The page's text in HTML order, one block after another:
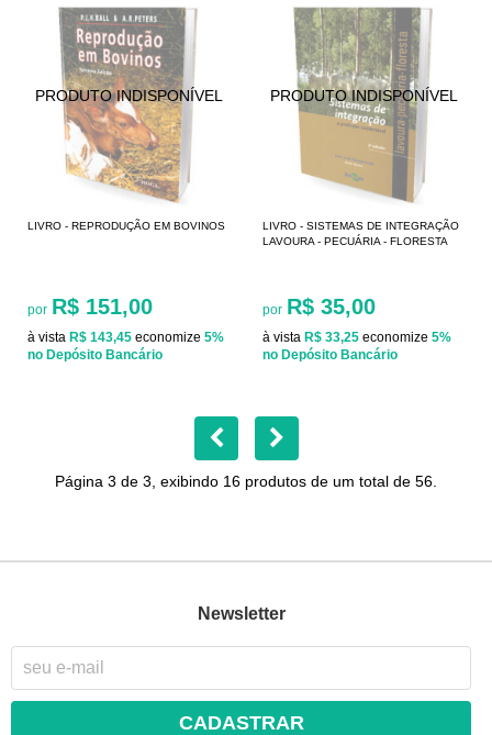
LIVRO - REPRODUÇÃO EM BOVINOS
por R$ 151,00
à vista R$ 143,45 economize 5%
no Depósito Bancário
LIVRO - SISTEMAS DE INTEGRAÇÃO
LAVOURA - PECUÁRIA - FLORESTA
por R$ 35,00
à vista R$ 33,25 economize 5%
no Depósito Bancário
Página 3 de 3, exibindo 16 produtos de um total de 56.
Newsletter
CADASTRAR